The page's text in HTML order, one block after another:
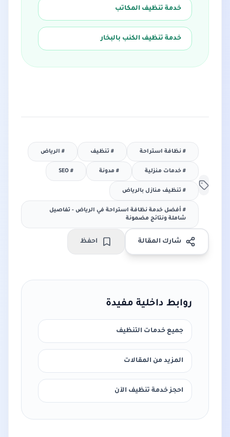
خدمة تنظيف المكاتب
خدمة تنظيف الكنب بالبخار
# نظافة استراحة # تنظيف # الرياض
# خدمات منزلية # مدونة #
SEO
# تنظيف منازل بالرياض
# أفضل خدمة نظافة استراحة في الرياض - تفاصيل
شاملة ونتائج مضمونة
شارك المقالة احفظ
روابط داخلية مفيدة
جميع خدمات التنظيف
المزيد من المقالات
احجز خدمة تنظيف الآن